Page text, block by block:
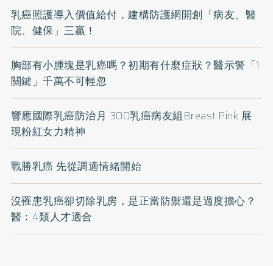
乳癌照護導入價值給付，建構防護網開創「病友、醫
院、健保」三贏！
胸部有小腫塊是乳癌嗎？初期有什麼症狀？醫示警「1
關鍵」千萬不可輕忽
響應國際乳癌防治月 300乳癌病友組Breast Pink 展
現粉紅女力精神
戰勝乳癌 先從調適情緒開始
沒罹患乳癌卻切除乳房，是正當防禦還是過度擔心？
醫：4類人才適合